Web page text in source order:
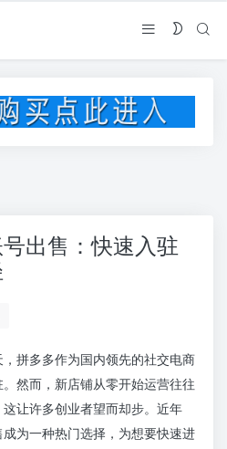
出售：快速入驻
拼多多作为国内领先的社交电商
然而，新店铺从零开始运营往往
让许多创业者望而却步。近年
为一种热门选择，为想要快速进